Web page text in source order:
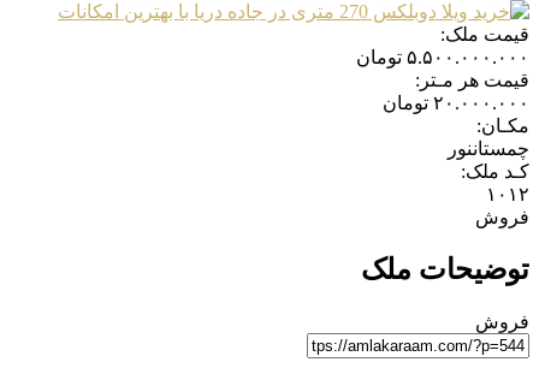
قیمت ملک:
۵.۵۰۰.۰۰۰.۰۰۰ تومان
قیمت هر مـتر:
۲۰.۰۰۰.۰۰۰ تومان
مکـان:
چمستاننور
کـد ملک:
۱۰۱۲
فروش
توضیحات ملک
فروش